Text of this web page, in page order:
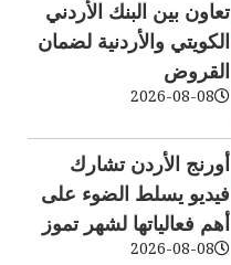
تعاون بين البنك الأردني
الكويتي والأردنية لضمان
القروض
2026-08-08
أورنج الأردن تشارك
فيديو يسلط الضوء على
أهم فعالياتها لشهر تموز
2026-08-08